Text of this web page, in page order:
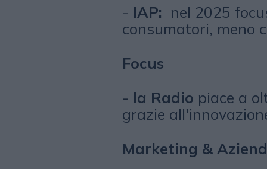
- IAP: nel 2025
consumatori, meno
Focus
- la Radio piace a
grazie
Marketing &